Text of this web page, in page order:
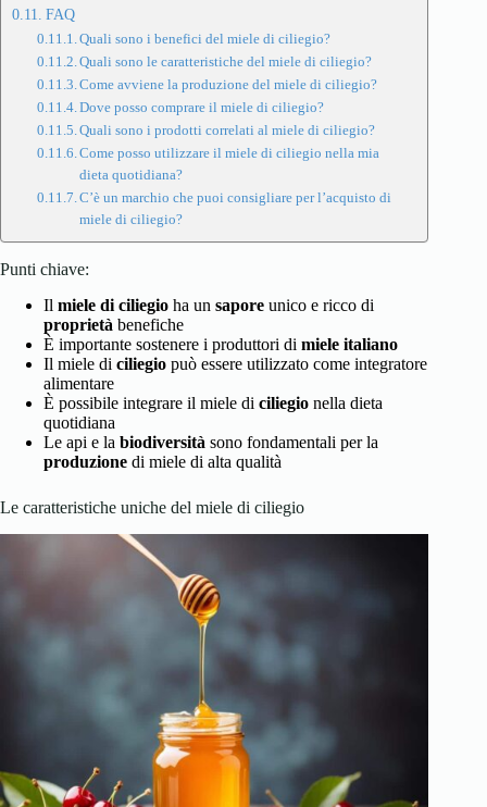
FAQ
Quali sono i benefici del miele di ciliegio?
Quali sono le caratteristiche del miele di ciliegio?
Come avviene la produzione del miele di ciliegio?
Dove posso comprare il miele di ciliegio?
Quali sono i prodotti correlati al miele di ciliegio?
Come posso utilizzare il miele di ciliegio nella mia
dieta quotidiana?
C’è un marchio che puoi consigliare per l’acquisto di
miele di ciliegio?
Punti chiave:
Il miele di ciliegio ha un sapore unico e ricco di
proprietà benefiche
È importante sostenere i produttori di miele italiano
Il miele di ciliegio può essere utilizzato come integratore
alimentare
È possibile integrare il miele di ciliegio nella dieta
quotidiana
Le api e la biodiversità sono fondamentali per la
produzione di miele di alta qualità
Le caratteristiche uniche del miele di ciliegio